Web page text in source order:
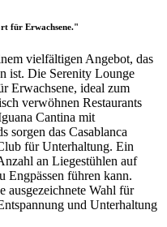
für Erwachsene."
vielfältigen Angebot, das
ist. Die Serenity Lounge
Erwachsene, ideal zum
verwöhnen Restaurants
Cantina mit
sorgen das Casablanca
für Unterhaltung. Ein
an Liegestühlen auf
Engpässen führen kann.
ausgezeichnete Wahl für
und Unterhaltung